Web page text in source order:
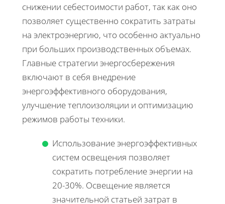
снижении себестоимости работ, так как оно
позволяет существенно сократить затраты
на электроэнергию, что особенно актуально
при больших производственных объемах.
Главные стратегии энергосбережения
включают в себя внедрение
энергоэффективного оборудования,
улучшение теплоизоляции и оптимизацию
режимов работы техники.
Использование энергоэффективных
систем освещения позволяет
сократить потребление энергии на
20-30%. Освещение является
значительной статьей затрат в